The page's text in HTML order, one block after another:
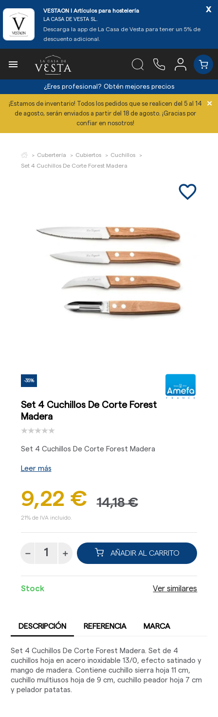
VESTAON l Artículos para hostelería
LA CASA DE VESTA SL.
Descarga la app de La Casa de Vesta para tener un 5% de
descuento adicional.
x

¿Eres profesional? Obtén mejores precios
¡Estamos de inventario! Todos los pedidos que se realicen del 5 al 14
de agosto, serán enviados a partir del 18 de agosto. ¡Gracias por
confiar en nosotros!
×
Cubertería Cubiertos
Cuchillos
Set 4 Cuchillos De Corte Forest Madera
favorite_border
-35%
Set 4 Cuchillos De Corte Forest
Madera
Set 4 Cuchillos De Corte Forest Madera
Leer más
9,22 € 14,18 €
21% de IVA incluido.
AÑADIR AL CARRITO
Stock Ver similares
DESCRIPCIÓN REFERENCIA MARCA
Set 4 Cuchillos De Corte Forest Madera. Set de 4
cuchillos hoja en acero inoxidable 13/0, efecto satinado y
mango de madera. Contiene cuchillo sierra hoja 11 cm,
cuchillo multiusos hoja de 9 cm, cuchillo peador hoja 7 cm
y pelador patatas.